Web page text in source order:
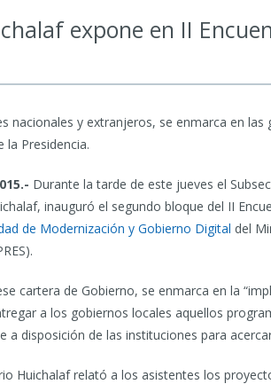
expone en II
nacionales y extranjeros, se enmarca en
la Presidencia.
Durante la tarde de este jueves el
inauguró el segundo bloque del II
de Modernización y Gobierno Digital del
cartera de Gobierno, se enmarca en la
a los gobiernos locales aquellos
a disposición de las instituciones para
Huichalaf relató a los asistentes los